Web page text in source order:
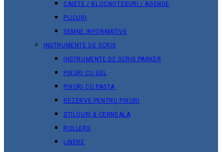
CAIETE / BLOCNOTESURI / AGENDE
PLICURI
SEMNE INFORMATIVE
INSTRUMENTE DE SCRIS
INSTRUMENTE DE SCRIS PARKER
PIXURI CU GEL
PIXURI CU PASTA
REZERVE PENTRU PIXURI
STILOURI & СERNEALA
ROLLERE
LINERE